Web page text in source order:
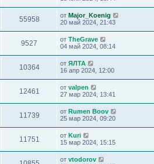
55958 от Major_Koenig
20 май 2024, 21:43
9527 от TheGrave
04 май 2024, 08:14
10364 от ЯЛТА
16 апр 2024, 12:00
12461 от valpen
27 мар 2024, 13:41
11739 от Rumen Boov
25 мар 2024, 09:20
11751 от Kuri
15 мар 2024, 15:15
от vtodorov